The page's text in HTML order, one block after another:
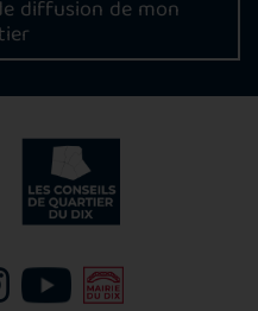
diffusion de mon